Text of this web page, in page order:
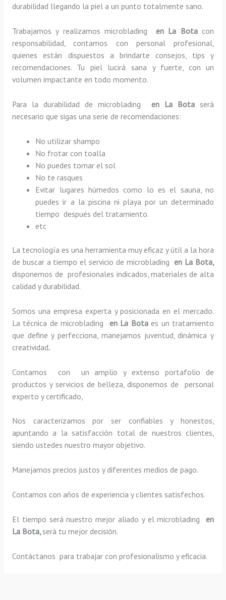
durabilidad llegando la piel a un punto totalmente sano.
Trabajamos y realizamos microblading en La Bota con
responsabilidad, contamos con personal profesional,
quienes están dispuestos a brindarte consejos, tips y
recomendaciones. Tu piel lucirá sana y fuerte, con un
volumen impactante en todo momento.
Para la durabilidad de microblading en La Bota será
necesario que sigas una serie de recomendaciones:
No utilizar shampo
No frotar con toalla
No puedes tomar el sol
No te rasques
Evitar lugares húmedos como lo es el sauna, no
puedes ir a la piscina ni playa por un determinado
tiempo después del tratamiento.
etc
La tecnología es una herramienta muy eficaz y útil a la hora
de buscar a tiempo el servicio de microblading en La Bota,
disponemos de profesionales indicados, materiales de alta
calidad y durabilidad.
Somos una empresa experta y posicionada en el mercado.
La técnica de microblading en La Bota es un tratamiento
que define y perfecciona, manejamos juventud, dinámica y
creatividad.
Contamos con un amplio y extenso portafolio de
productos y servicios de belleza, disponemos de personal
experto y certificado,
Nos caracterizamos por ser confiables y honestos,
apuntando a la satisfacción total de nuestros clientes,
siendo ustedes nuestro mayor objetivo.
Manejamos precios justos y diferentes medios de pago.
Contamos con años de experiencia y clientes satisfechos.
El tiempo será nuestro mejor aliado y elmicroblading en
La Bota, será tu mejor decisión.
Contáctanos para trabajar con profesionalismo y eficacia.